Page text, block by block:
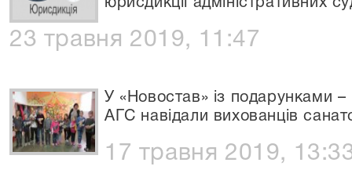
юрисдикції адміністративних
23 травня 2019, 11:47
У «Новостав» із подарунками –
АГС навідали вихованців
17 травня 2019,